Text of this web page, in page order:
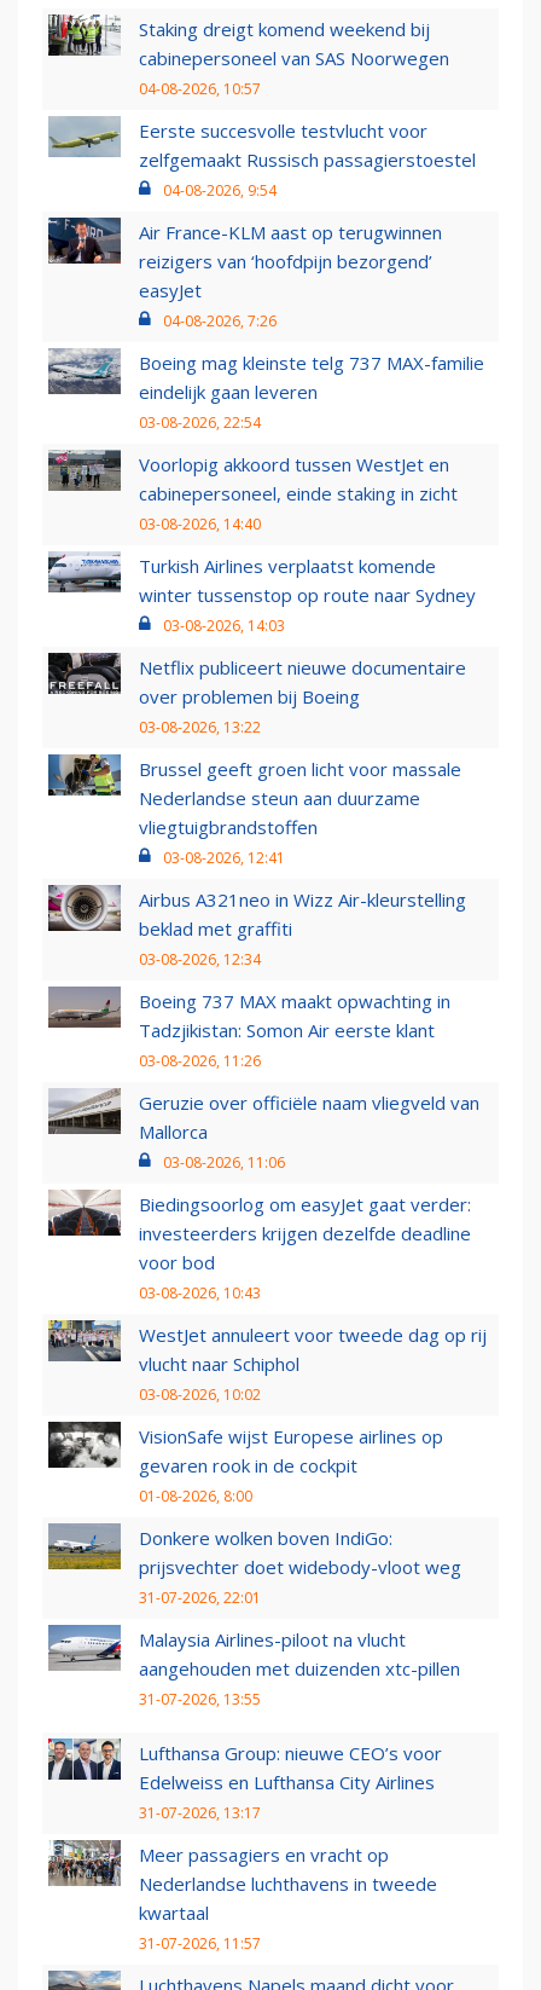
Staking dreigt komend weekend bij
cabinepersoneel van SAS Noorwegen
04-08-2026, 10:57
Eerste succesvolle testvlucht voor
zelfgemaakt Russisch passagierstoestel
04-08-2026, 9:54
Air France-KLM aast op terugwinnen
reizigers van ‘hoofdpijn bezorgend’
easyJet
04-08-2026, 7:26
Boeing mag kleinste telg 737 MAX-familie
eindelijk gaan leveren
03-08-2026, 22:54
Voorlopig akkoord tussen WestJet en
cabinepersoneel, einde staking in zicht
03-08-2026, 14:40
Turkish Airlines verplaatst komende
winter tussenstop op route naar Sydney
03-08-2026, 14:03
Netflix publiceert nieuwe documentaire
over problemen bij Boeing
03-08-2026, 13:22
Brussel geeft groen licht voor massale
Nederlandse steun aan duurzame
vliegtuigbrandstoffen
03-08-2026, 12:41
Airbus A321neo in Wizz Air-kleurstelling
beklad met graffiti
03-08-2026, 12:34
Boeing 737 MAX maakt opwachting in
Tadzjikistan: Somon Air eerste klant
03-08-2026, 11:26
Geruzie over officiële naam vliegveld van
Mallorca
03-08-2026, 11:06
Biedingsoorlog om easyJet gaat verder:
investeerders krijgen dezelfde deadline
voor bod
03-08-2026, 10:43
WestJet annuleert voor tweede dag op rij
vlucht naar Schiphol
03-08-2026, 10:02
VisionSafe wijst Europese airlines op
gevaren rook in de cockpit
01-08-2026, 8:00
Donkere wolken boven IndiGo:
prijsvechter doet widebody-vloot weg
31-07-2026, 22:01
Malaysia Airlines-piloot na vlucht
aangehouden met duizenden xtc-pillen
31-07-2026, 13:55
Lufthansa Group: nieuwe CEO’s voor
Edelweiss en Lufthansa City Airlines
31-07-2026, 13:17
Meer passagiers en vracht op
Nederlandse luchthavens in tweede
kwartaal
31-07-2026, 11:57